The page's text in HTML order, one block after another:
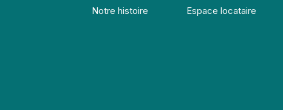
Notre histoire
Espace locataire